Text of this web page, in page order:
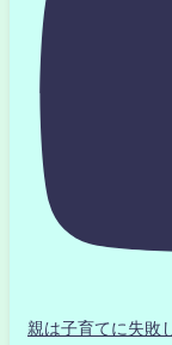
親は子育てに失敗